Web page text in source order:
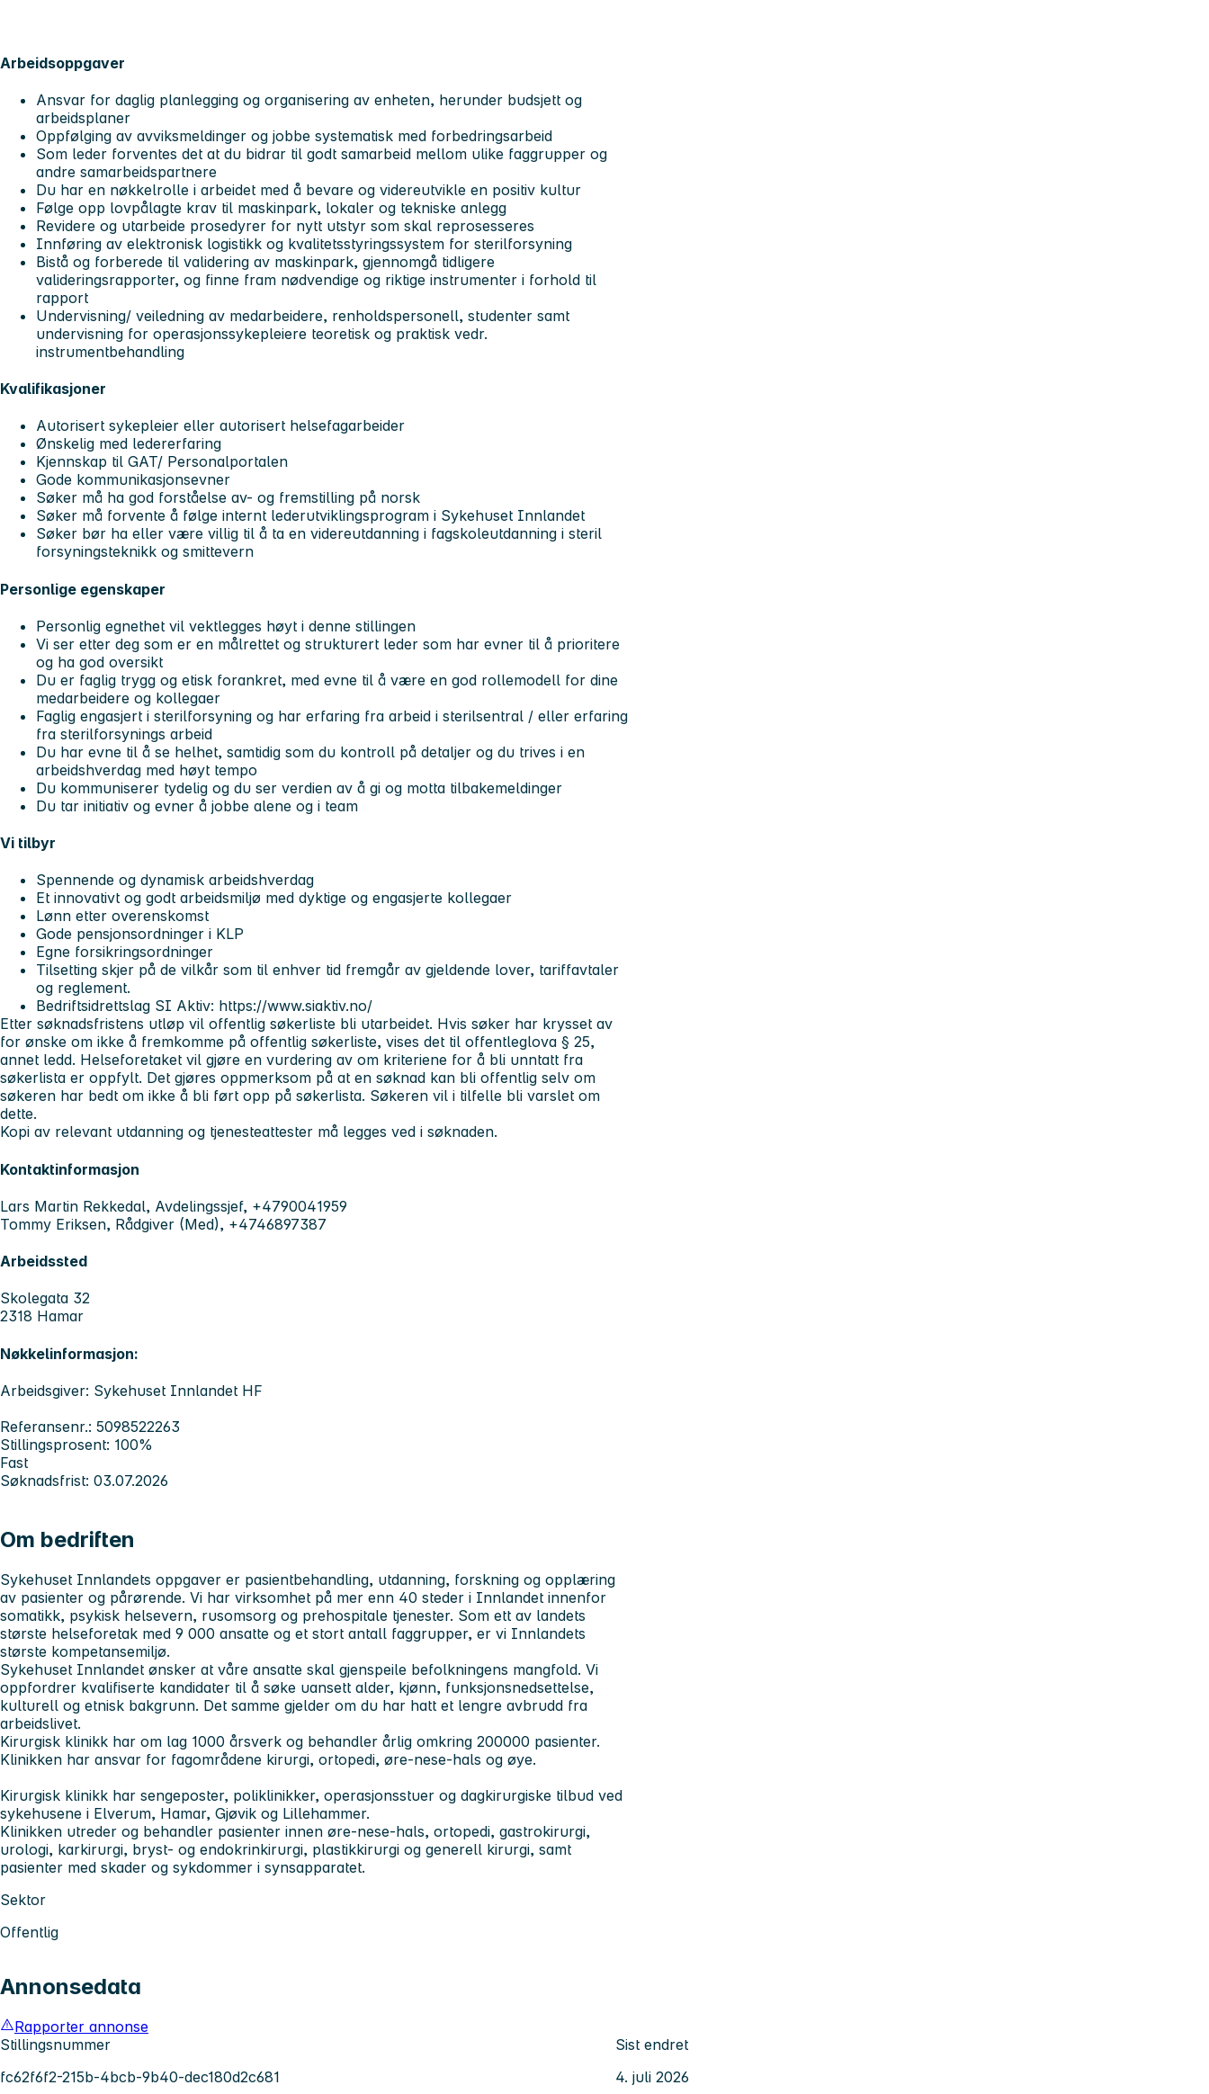
Arbeidsoppgaver
Ansvar for daglig planlegging og organisering av enheten, herunder budsjett og
arbeidsplaner
Oppfølging av avviksmeldinger og jobbe systematisk med forbedringsarbeid
Som leder forventes det at du bidrar til godt samarbeid mellom ulike faggrupper og
andre samarbeidspartnere
Du har en nøkkelrolle i arbeidet med å bevare og videreutvikle en positiv kultur
Følge opp lovpålagte krav til maskinpark, lokaler og tekniske anlegg
Revidere og utarbeide prosedyrer for nytt utstyr som skal reprosesseres
Innføring av elektronisk logistikk og kvalitetsstyringssystem for sterilforsyning
Bistå og forberede til validering av maskinpark, gjennomgå tidligere
valideringsrapporter, og finne fram nødvendige og riktige instrumenter i forhold til
rapport
Undervisning/ veiledning av medarbeidere, renholdspersonell, studenter samt
undervisning for operasjonssykepleiere teoretisk og praktisk vedr.
instrumentbehandling
Kvalifikasjoner
Autorisert sykepleier eller autorisert helsefagarbeider
Ønskelig med ledererfaring
Kjennskap til GAT/ Personalportalen
Gode kommunikasjonsevner
Søker må ha god forståelse av- og fremstilling på norsk
Søker må forvente å følge internt lederutviklingsprogram i Sykehuset Innlandet
Søker bør ha eller være villig til å ta en videreutdanning i fagskoleutdanning i steril
forsyningsteknikk og smittevern
Personlige egenskaper
Personlig egnethet vil vektlegges høyt i denne stillingen
Vi ser etter deg som er en målrettet og strukturert leder som har evner til å prioritere
og ha god oversikt
Du er faglig trygg og etisk forankret, med evne til å være en god rollemodell for dine
medarbeidere og kollegaer
Faglig engasjert i sterilforsyning og har erfaring fra arbeid i sterilsentral / eller erfaring
fra sterilforsynings arbeid
Du har evne til å se helhet, samtidig som du kontroll på detaljer og du trives i en
arbeidshverdag med høyt tempo
Du kommuniserer tydelig og du ser verdien av å gi og motta tilbakemeldinger
Du tar initiativ og evner å jobbe alene og i team
Vi tilbyr
Spennende og dynamisk arbeidshverdag
Et innovativt og godt arbeidsmiljø med dyktige og engasjerte kollegaer
Lønn etter overenskomst
Gode pensjonsordninger i KLP
Egne forsikringsordninger
Tilsetting skjer på de vilkår som til enhver tid fremgår av gjeldende lover, tariffavtaler
og reglement.
Bedriftsidrettslag SI Aktiv: https://www.siaktiv.no/
Etter søknadsfristens utløp vil offentlig søkerliste bli utarbeidet. Hvis søker har krysset av
for ønske om ikke å fremkomme på offentlig søkerliste, vises det til offentleglova § 25,
annet ledd. Helseforetaket vil gjøre en vurdering av om kriteriene for å bli unntatt fra
søkerlista er oppfylt. Det gjøres oppmerksom på at en søknad kan bli offentlig selv om
søkeren har bedt om ikke å bli ført opp på søkerlista. Søkeren vil i tilfelle bli varslet om
dette.
Kopi av relevant utdanning og tjenesteattester må legges ved i søknaden.
Kontaktinformasjon
Lars Martin Rekkedal, Avdelingssjef, +4790041959
Tommy Eriksen, Rådgiver (Med), +4746897387
Arbeidssted
Skolegata 32
2318 Hamar
Nøkkelinformasjon:
Arbeidsgiver: Sykehuset Innlandet HF
Referansenr.: 5098522263
Stillingsprosent: 100%
Fast
Søknadsfrist: 03.07.2026
Om bedriften
Sykehuset Innlandets oppgaver er pasientbehandling, utdanning, forskning og opplæring
av pasienter og pårørende. Vi har virksomhet på mer enn 40 steder i Innlandet innenfor
somatikk, psykisk helsevern, rusomsorg og prehospitale tjenester. Som ett av landets
største helseforetak med 9 000 ansatte og et stort antall faggrupper, er vi Innlandets
største kompetansemiljø.
Sykehuset Innlandet ønsker at våre ansatte skal gjenspeile befolkningens mangfold. Vi
oppfordrer kvalifiserte kandidater til å søke uansett alder, kjønn, funksjonsnedsettelse,
kulturell og etnisk bakgrunn. Det samme gjelder om du har hatt et lengre avbrudd fra
arbeidslivet.
Kirurgisk klinikk har om lag 1000 årsverk og behandler årlig omkring 200000 pasienter.
Klinikken har ansvar for fagområdene kirurgi, ortopedi, øre-nese-hals og øye.
Kirurgisk klinikk har sengeposter, poliklinikker, operasjonsstuer og dagkirurgiske tilbud ved
sykehusene i Elverum, Hamar, Gjøvik og Lillehammer.
Klinikken utreder og behandler pasienter innen øre-nese-hals, ortopedi, gastrokirurgi,
urologi, karkirurgi, bryst- og endokrinkirurgi, plastikkirurgi og generell kirurgi, samt
pasienter med skader og sykdommer i synsapparatet.
Sektor
Offentlig
Annonsedata
Rapporter annonse
Stillingsnummer
fc62f6f2-215b-4bcb-9b40-dec180d2c681
Sist endret
4. juli 2026